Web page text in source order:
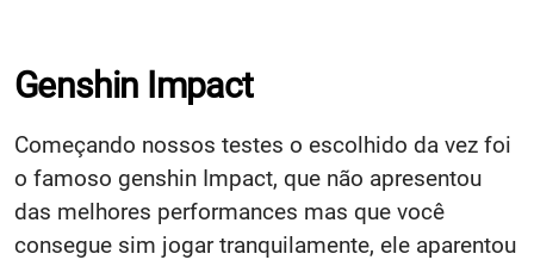
Genshin Impact
Começando nossos testes o escolhido da vez foi
o famoso genshin Impact, que não apresentou
das melhores performances mas que você
consegue sim jogar tranquilamente, ele aparentou